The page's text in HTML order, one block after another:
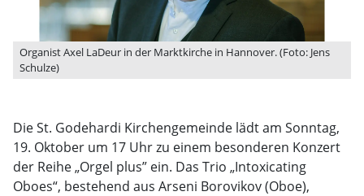
Organist Axel LaDeur in der Marktkirche in Hannover. (Foto: Jens
Schulze)
Die St. Godehardi Kirchengemeinde lädt am Sonntag,
19. Oktober um 17 Uhr zu einem besonderen Konzert
der Reihe „Orgel plus” ein. Das Trio „Intoxicating
Oboes“, bestehend aus Arseni Borovikov (Oboe),